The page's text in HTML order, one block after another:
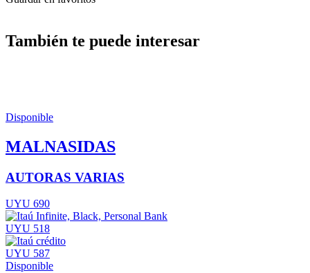
También te puede interesar
Disponible
MALNASIDAS
AUTORAS VARIAS
UYU 690
UYU 518
UYU 587
Disponible